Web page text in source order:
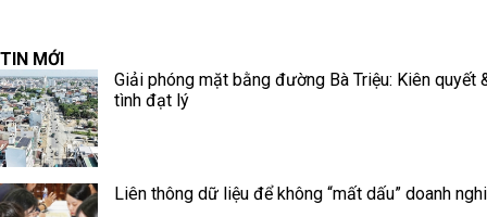
TIN MỚI
Giải phóng mặt bằng đường Bà Triệu: Kiên quyết
tình đạt lý
Liên thông dữ liệu để không “mất dấu” doanh